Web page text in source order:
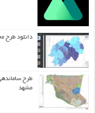
دانلود طرح
طرح
مشهد